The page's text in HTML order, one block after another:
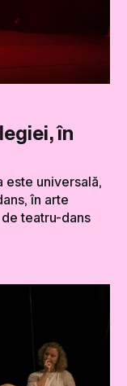
în
este universală,
în arte
teatru-dans